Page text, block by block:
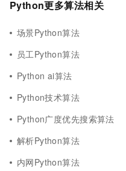
Python更多算法相关
场景Python算法
员工Python算法
Python ai算法
Python技术算法
Python广度优先搜索算法
解析Python算法
内网Python算法